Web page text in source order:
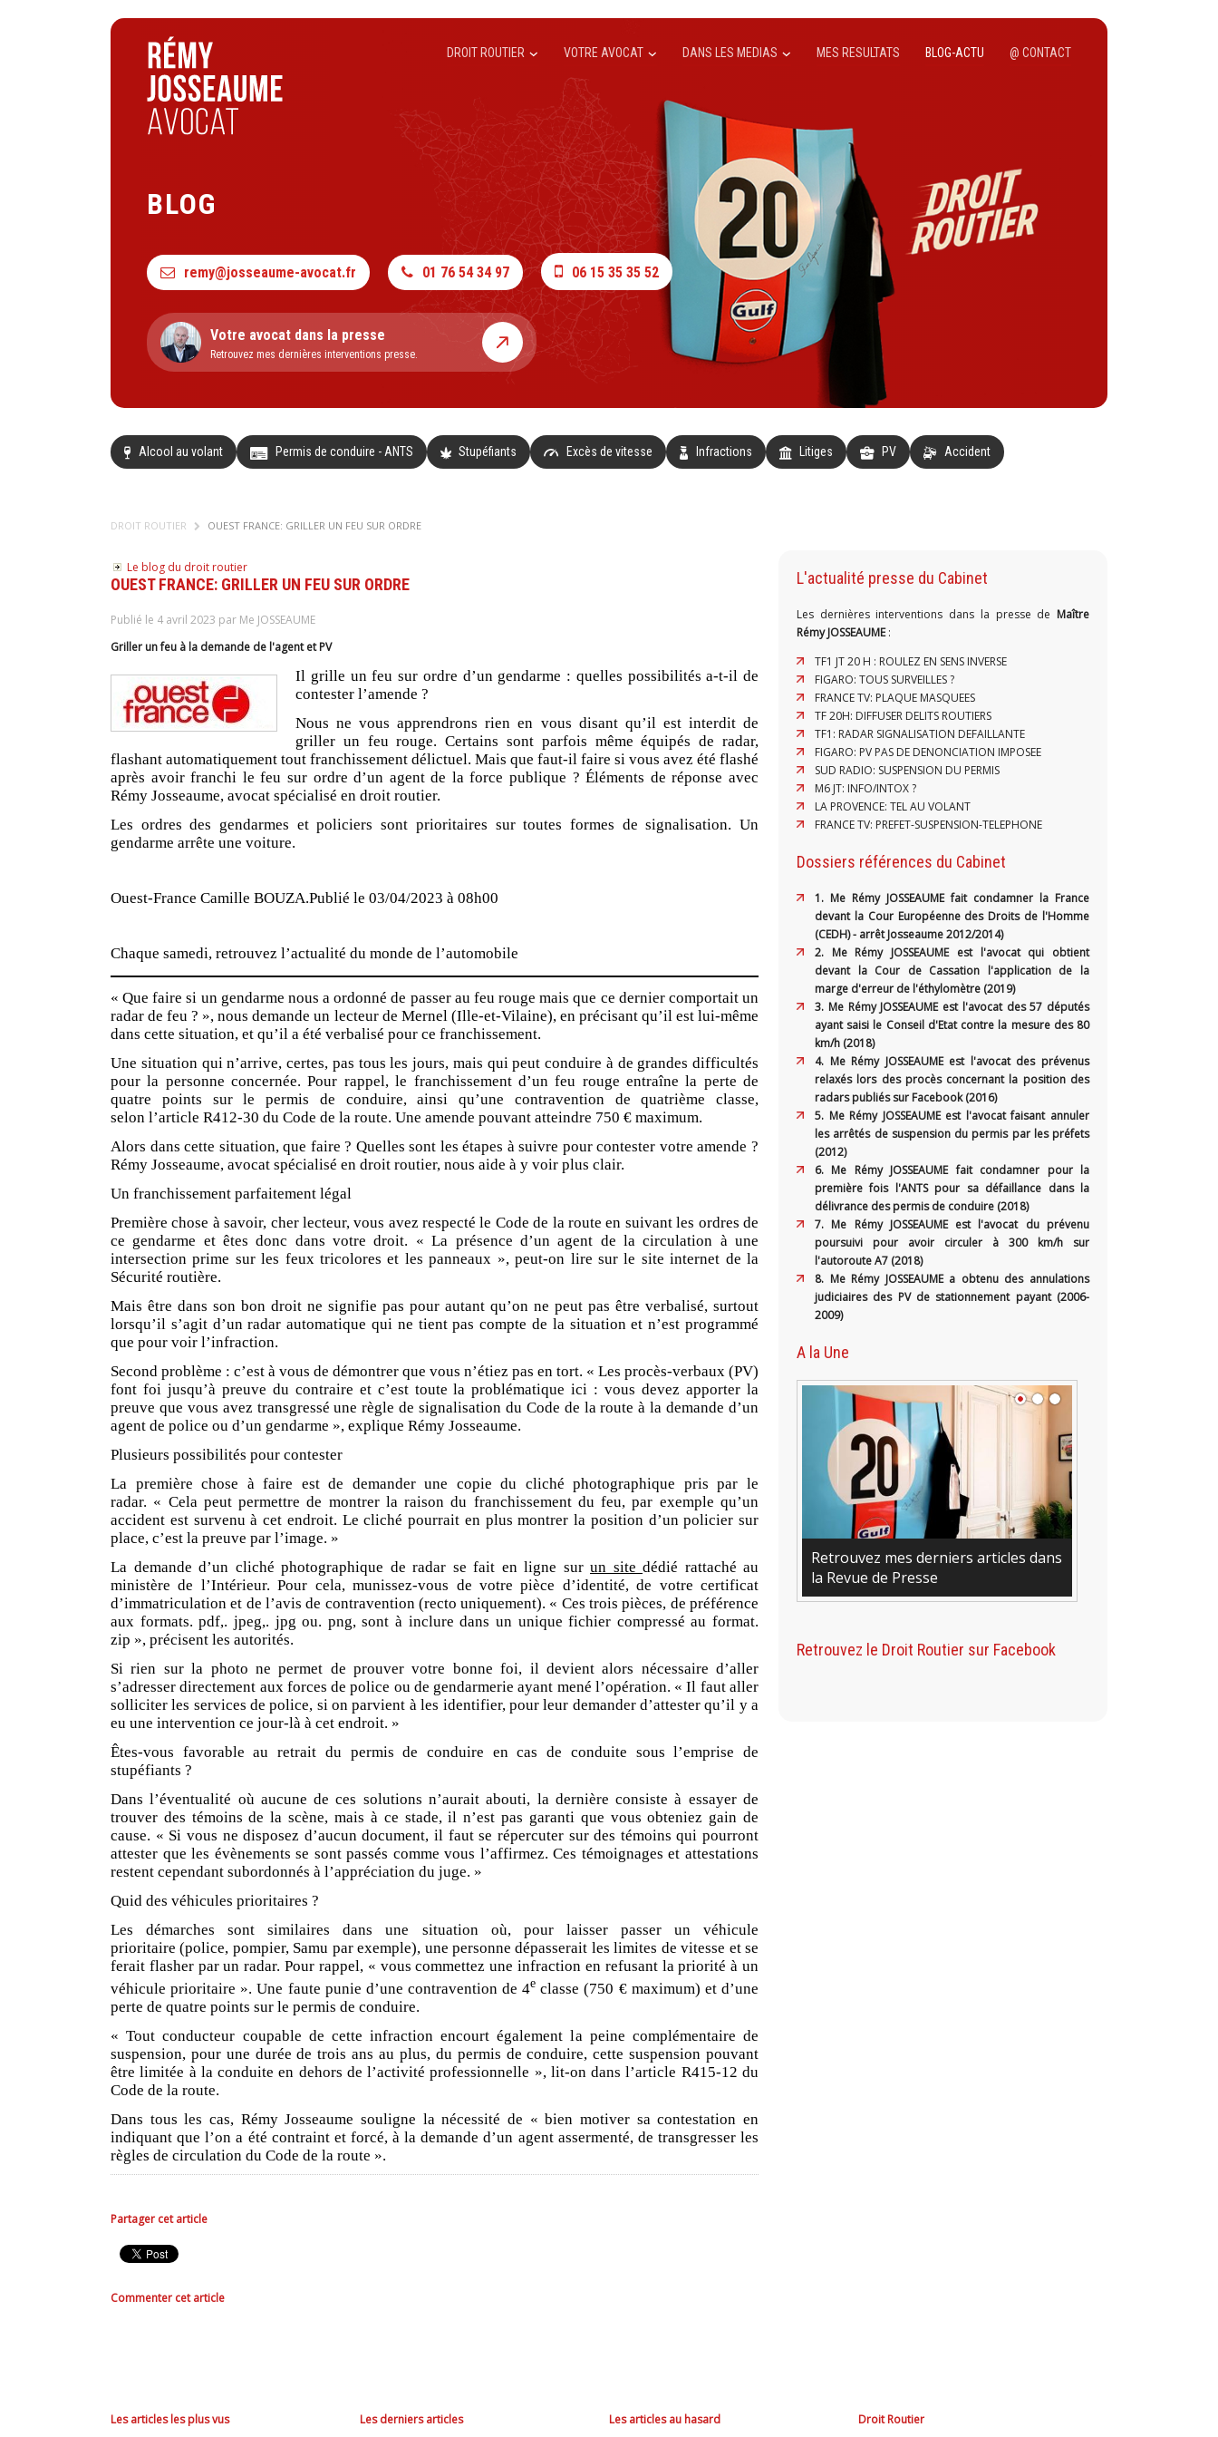
DROIT ROUTIER VOTRE AVOCAT DANS LES MEDIAS MES RESULTATS BLOG-ACTU @ CONTACT
BLOG
remy@josseaume-avocat.fr 01 76 54 34 97 06 15 35 35 52
Votre avocat dans la presse
Retrouvez mes dernières interventions presse.
Alcool au volant Permis de conduire - ANTS Stupéfiants Excès de vitesse Infractions Litiges PV Accident
DROIT ROUTIER OUEST FRANCE: GRILLER UN FEU SUR ORDRE
Le blog du droit routier
OUEST FRANCE: GRILLER UN FEU SUR ORDRE
Publié le 4 avril 2023 par Me JOSSEAUME
Griller un feu à la demande de l'agent et PV
Il grille un feu sur ordre d’un gendarme : quelles possibilités a-t-il de
contester l’amende ?
Nous ne vous apprendrons rien en vous disant qu’il est interdit de
griller un feu rouge. Certains sont parfois même équipés de radar,
flashant automatiquement tout franchissement délictuel. Mais que faut-il faire si vous avez été flashé
après avoir franchi le feu sur ordre d’un agent de la force publique ? Éléments de réponse avec
Rémy Josseaume, avocat spécialisé en droit routier.
Les ordres des gendarmes et policiers sont prioritaires sur toutes formes de signalisation. Un
gendarme arrête une voiture.
Ouest-France Camille BOUZA.Publié le 03/04/2023 à 08h00
Chaque samedi, retrouvez l’actualité du monde de l’automobile
« Que faire si un gendarme nous a ordonné de passer au feu rouge mais que ce dernier comportait un
radar de feu ? », nous demande un lecteur de Mernel (Ille-et-Vilaine), en précisant qu’il est lui-même
dans cette situation, et qu’il a été verbalisé pour ce franchissement.
Une situation qui n’arrive, certes, pas tous les jours, mais qui peut conduire à de grandes difficultés
pour la personne concernée. Pour rappel, le franchissement d’un feu rouge entraîne la perte de
quatre points sur le permis de conduire, ainsi qu’une contravention de quatrième classe,
selon l’article R412-30 du Code de la route. Une amende pouvant atteindre 750 € maximum.
Alors dans cette situation, que faire ? Quelles sont les étapes à suivre pour contester votre amende ?
Rémy Josseaume, avocat spécialisé en droit routier, nous aide à y voir plus clair.
Un franchissement parfaitement légal
Première chose à savoir, cher lecteur, vous avez respecté le Code de la route en suivant les ordres de
ce gendarme et êtes donc dans votre droit. « La présence d’un agent de la circulation à une
intersection prime sur les feux tricolores et les panneaux », peut-on lire sur le site internet de la
Sécurité routière.
Mais être dans son bon droit ne signifie pas pour autant qu’on ne peut pas être verbalisé, surtout
lorsqu’il s’agit d’un radar automatique qui ne tient pas compte de la situation et n’est programmé
que pour voir l’infraction.
Second problème : c’est à vous de démontrer que vous n’étiez pas en tort. « Les procès-verbaux (PV)
font foi jusqu’à preuve du contraire et c’est toute la problématique ici : vous devez apporter la
preuve que vous avez transgressé une règle de signalisation du Code de la route à la demande d’un
agent de police ou d’un gendarme », explique Rémy Josseaume.
Plusieurs possibilités pour contester
La première chose à faire est de demander une copie du cliché photographique pris par le
radar. « Cela peut permettre de montrer la raison du franchissement du feu, par exemple qu’un
accident est survenu à cet endroit. Le cliché pourrait en plus montrer la position d’un policier sur
place, c’est la preuve par l’image. »
La demande d’un cliché photographique de radar se fait en ligne sur un site dédié rattaché au
ministère de l’Intérieur. Pour cela, munissez-vous de votre pièce d’identité, de votre certificat
d’immatriculation et de l’avis de contravention (recto uniquement). « Ces trois pièces, de préférence
aux formats. pdf,. jpeg,. jpg ou. png, sont à inclure dans un unique fichier compressé au format.
zip », précisent les autorités.
Si rien sur la photo ne permet de prouver votre bonne foi, il devient alors nécessaire d’aller
s’adresser directement aux forces de police ou de gendarmerie ayant mené l’opération. « Il faut aller
solliciter les services de police, si on parvient à les identifier, pour leur demander d’attester qu’il y a
eu une intervention ce jour-là à cet endroit. »
Êtes-vous favorable au retrait du permis de conduire en cas de conduite sous l’emprise de
stupéfiants ?
Dans l’éventualité où aucune de ces solutions n’aurait abouti, la dernière consiste à essayer de
trouver des témoins de la scène, mais à ce stade, il n’est pas garanti que vous obteniez gain de
cause. « Si vous ne disposez d’aucun document, il faut se répercuter sur des témoins qui pourront
attester que les évènements se sont passés comme vous l’affirmez. Ces témoignages et attestations
restent cependant subordonnés à l’appréciation du juge. »
Quid des véhicules prioritaires ?
Les démarches sont similaires dans une situation où, pour laisser passer un véhicule
prioritaire (police, pompier, Samu par exemple), une personne dépasserait les limites de vitesse et se
ferait flasher par un radar. Pour rappel, « vous commettez une infraction en refusant la priorité à un
véhicule prioritaire ». Une faute punie d’une contravention de 4e classe (750 € maximum) et d’une
perte de quatre points sur le permis de conduire.
« Tout conducteur coupable de cette infraction encourt également la peine complémentaire de
suspension, pour une durée de trois ans au plus, du permis de conduire, cette suspension pouvant
être limitée à la conduite en dehors de l’activité professionnelle », lit-on dans l’article R415-12 du
Code de la route.
Dans tous les cas, Rémy Josseaume souligne la nécessité de « bien motiver sa contestation en
indiquant que l’on a été contraint et forcé, à la demande d’un agent assermenté, de transgresser les
règles de circulation du Code de la route ».
Partager cet article
Commenter cet article
L'actualité presse du Cabinet
Les dernières interventions dans la presse de Maître
Rémy JOSSEAUME:
TF1 JT 20 H : ROULEZ EN SENS INVERSE
FIGARO: TOUS SURVEILLES ?
FRANCE TV: PLAQUE MASQUEES
TF 20H: DIFFUSER DELITS ROUTIERS
TF1: RADAR SIGNALISATION DEFAILLANTE
FIGARO: PV PAS DE DENONCIATION IMPOSEE
SUD RADIO: SUSPENSION DU PERMIS
M6 JT: INFO/INTOX ?
LA PROVENCE: TEL AU VOLANT
FRANCE TV: PREFET-SUSPENSION-TELEPHONE
Dossiers références du Cabinet
1. Me Rémy JOSSEAUME fait condamner la France
devant la Cour Européenne des Droits de l'Homme
(CEDH) - arrêt Josseaume 2012/2014)
2. Me Rémy JOSSEAUME est l'avocat qui obtient
devant la Cour de Cassation l'application de la
marge d'erreur de l'éthylomètre (2019)
3. Me Rémy JOSSEAUME est l'avocat des 57 députés
ayant saisi le Conseil d'Etat contre la mesure des 80
km/h (2018)
4. Me Rémy JOSSEAUME est l'avocat des prévenus
relaxés lors des procès concernant la position des
radars publiés sur Facebook (2016)
5. Me Rémy JOSSEAUME est l'avocat faisant annuler
les arrêtés de suspension du permis par les préfets
(2012)
6. Me Rémy JOSSEAUME fait condamner pour la
première fois l'ANTS pour sa défaillance dans la
délivrance des permis de conduire (2018)
7. Me Rémy JOSSEAUME est l'avocat du prévenu
poursuivi pour avoir circuler à 300 km/h sur
l'autoroute A7 (2018)
8. Me Rémy JOSSEAUME a obtenu des annulations
judiciaires des PV de stationnement payant (2006-
2009)
A la Une
Retrouvez mes derniers articles dans
la Revue de Presse
Retrouvez le Droit Routier sur Facebook
Les articles les plus vus Les derniers articles Les articles au hasard Droit Routier